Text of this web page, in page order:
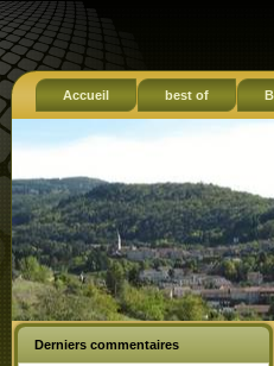
Accueil best of
Derniers commentaires